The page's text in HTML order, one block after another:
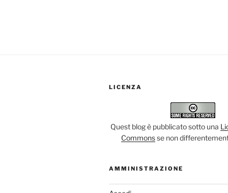
LICENZA
Quest blog è pubblicato sotto una
Commonsse non
AMMINISTRAZIONE